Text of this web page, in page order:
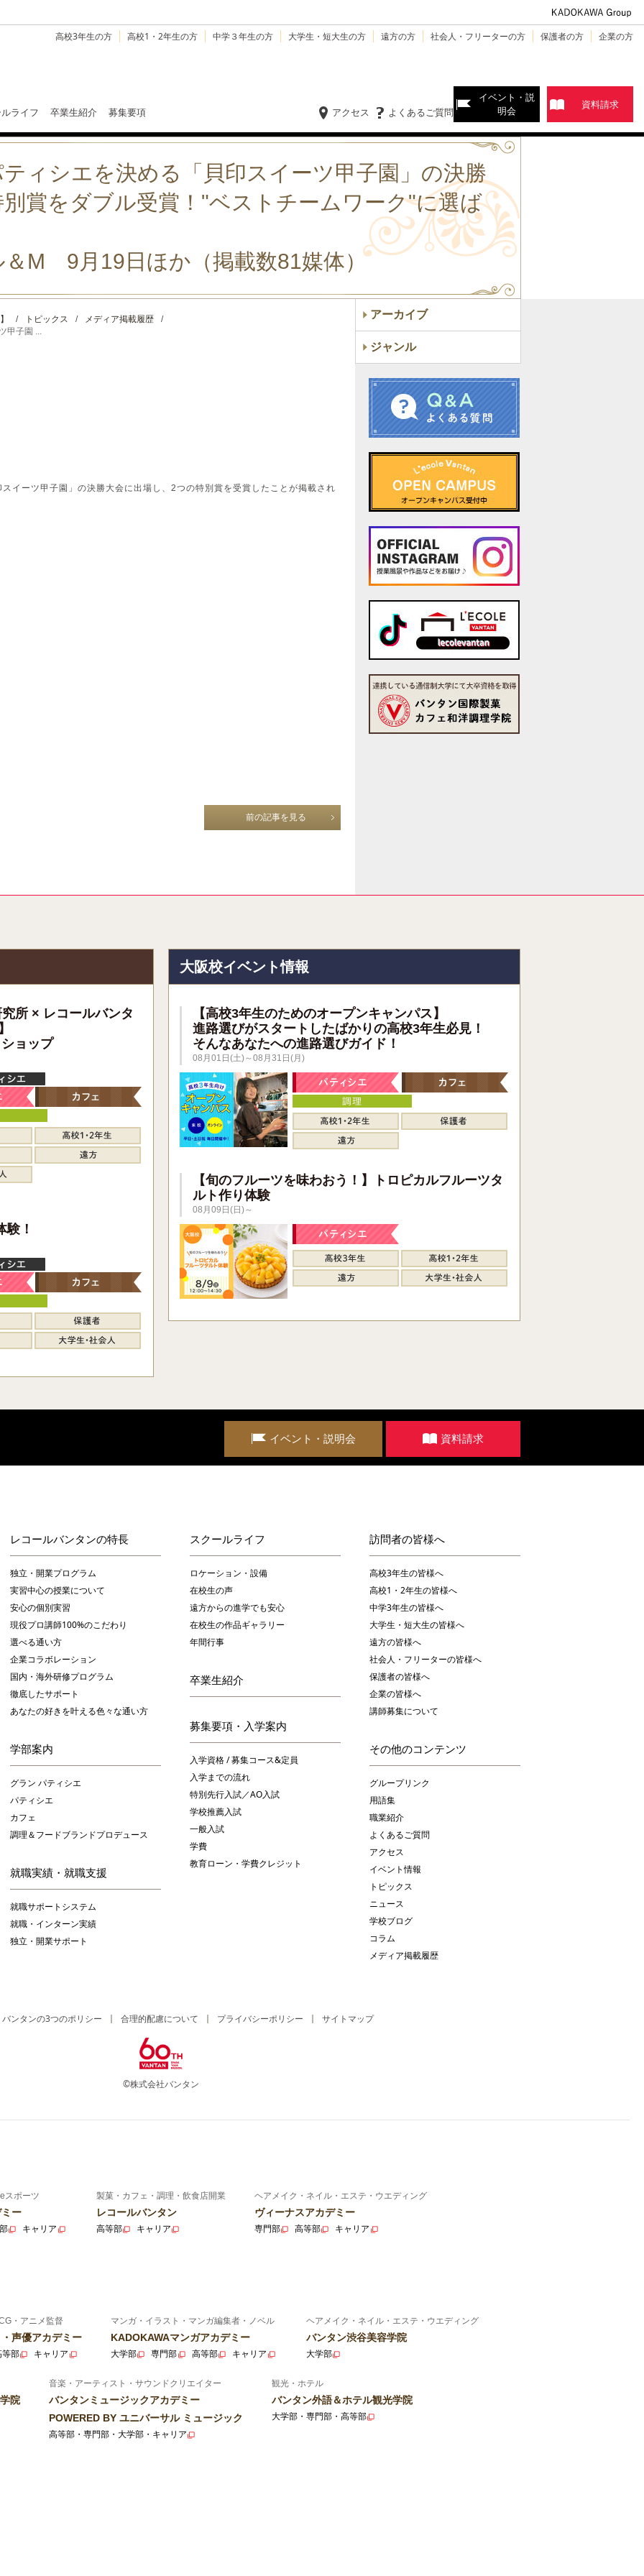
高校3年生の方 高校1・2年生の方 中学３年生の方 大学生・短大生の方 遠方の方 社会人・フリーターの方 保護者の方 企業の方
ライフ 卒業生紹介 募集要項 よくあるご質問
アクセス
イベント・説
明会
資料請求
ィシエを決める「貝印スイーツ甲子園」の決勝
賞をダブル受賞！"ベストチームワーク"に選ば
＆M 9月19日ほか（掲載数81媒体）
/ トピックス / メディア掲載履歴
/
甲子園 ...
イーツ甲子園」の決勝大会に出場し、2つの特別賞を受賞したことが掲載され
前の記事を見る
アーカイブ
ジャンル
所 × レコールバンタ
ョップ
！
大阪校イベント情報
【高校3年生のためのオープンキャンパス】
進路選びがスタートしたばかりの高校3年生必見！
そんなあなたへの進路選びガイド！
08月01日(土)～08月31日(月)
【旬のフルーツを味わおう！】トロピカルフルーツタ
ルト作り体験
08月09日(日)～
イベント・説明会 資料請求
レコールバンタンの特長
独立・開業プログラム
実習中心の授業について
安心の個別実習
現役プロ講師100%のこだわり
選べる通い方
企業コラボレーション
国内・海外研修プログラム
徹底したサポート
あなたの好きを叶える⾊々な通い⽅
学部案内
グラン パティシエ
パティシエ
カフェ
調理＆フードブランドプロデュース
就職実績・就職支援
就職サポートシステム
就職・インターン実績
独立・開業サポート
スクールライフ
ロケーション・設備
在校生の声
遠方からの進学でも安心
在校生の作品ギャラリー
年間行事
卒業生紹介
募集要項・入学案内
入学資格 / 募集コース&定員
入学までの流れ
特別先行入試／AO入試
学校推薦入試
一般入試
学費
教育ローン・学費クレジット
訪問者の皆様へ
高校3年生の皆様へ
高校1・2年生の皆様へ
中学3年生の皆様へ
大学生・短大生の皆様へ
遠方の皆様へ
社会人・フリーターの皆様へ
保護者の皆様へ
企業の皆様へ
講師募集について
その他のコンテンツ
グループリンク
用語集
職業紹介
よくあるご質問
アクセス
イベント情報
トピックス
ニュース
学校ブログ
コラム
メディア掲載履歴
バンタンの3つのポリシー 合理的配慮について プライバシーポリシー サイトマップ
©株式会社バンタン
スポーツ
ー
キャリア
製菓・カフェ・調理・飲食店開業
レコールバンタン
高等部 キャリア
ヘアメイク・ネイル・エステ・ウエディング
ヴィーナスアカデミー
専門部 高等部 キャリア
・アニメ監督
声優アカデミー
等部 キャリア
マンガ・イラスト・マンガ編集者・ノベル
KADOKAWAマンガアカデミー
大学部 専門部 高等部 キャリア
ヘアメイク・ネイル・エステ・ウエディング
バンタン渋谷美容学院
大学部
院
音楽・アーティスト・サウンドクリエイター
バンタンミュージックアカデミー
POWERED BY ユニバーサル ミュージック
高等部・専門部・大学部・キャリア
観光・ホテル
バンタン外語＆ホテル観光学院
大学部・専門部・高等部